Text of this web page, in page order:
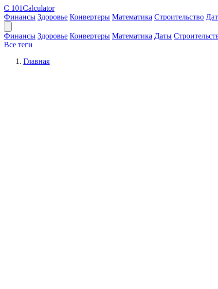
C 101Calculator
Финансы Здоровье Конвертеры Математика Строительство
Финансы Здоровье Конвертеры Математика Даты
Все теги
Главная